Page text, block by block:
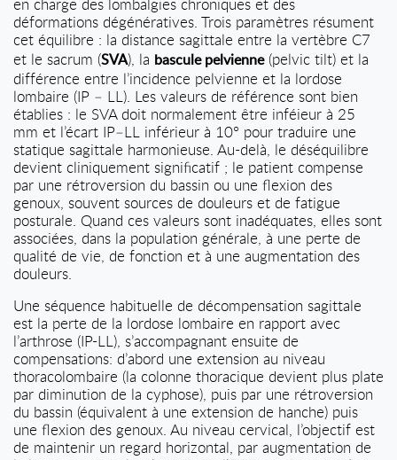
déformations dégénératives. Trois paramètres résument
cet équilibre : la distance sagittale entre la vertèbre C7
et le sacrum (SVA), la bascule pelvienne(pelvic tilt) et la
différence entre l’incidence pelvienne et la lordose
lombaire (IP – LL). Les valeurs de référence sont bien
établies : le SVA doit normalement être inféieur à 25
mm et l’écart IP–LL inférieur à 10° pour traduire une
statique sagittale harmonieuse. Au-delà, le déséquilibre
devient cliniquement significatif ; le patient compense
par une rétroversion du bassin ou une flexion des
genoux, souvent sources de douleurs et de fatigue
posturale. Quand ces valeurs sont inadéquates, elles sont
associées, dans la population générale, à une perte de
qualité de vie, de fonction et à une augmentation des
douleurs.
Une séquence habituelle de décompensation sagittale
est la perte de la lordose lombaire en rapport avec
l’arthrose (IP-LL), s’accompagnant ensuite de
compensations: d’abord une extension au niveau
thoracolombaire (la colonne thoracique devient plus plate
par diminution de la cyphose), puis par une rétroversion
du bassin (équivalent à une extension de hanche) puis
une flexion des genoux. Au niveau cervical, l’objectif est
de maintenir un regard horizontal, par augmentation de